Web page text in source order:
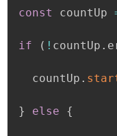
const countUp
if ( ! countUp .
  countUp
.
} else {